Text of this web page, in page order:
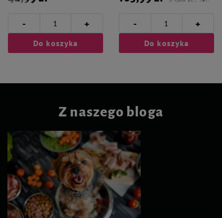
- +
Do koszyka
- +
Do koszyka
Z naszego bloga